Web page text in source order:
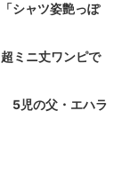
シャツ姿艶っぽ
ミニ丈ワンピで
5児の父・エハラ